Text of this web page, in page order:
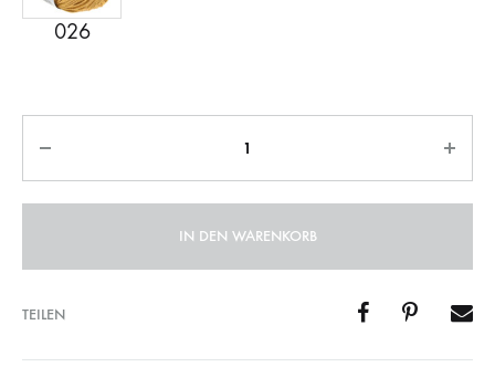
IN DEN WARENKORB
TEILEN